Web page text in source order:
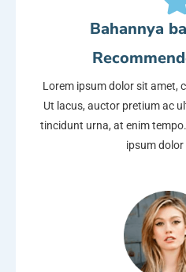
Bahannya
Lorem ipsum dolor sit amet,
Ut lacus, auctor pretium ac
tincidunt urna, at enim
ipsum dolor